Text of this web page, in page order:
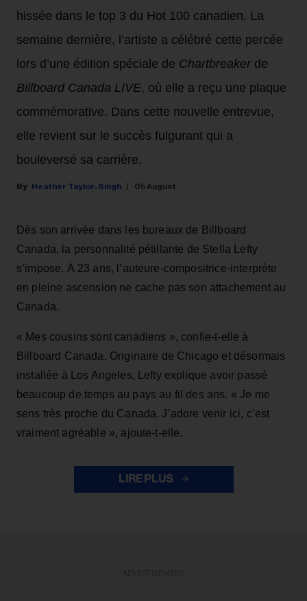
hissée dans le top 3 du Hot 100 canadien. La
semaine dernière, l’artiste a célébré cette percée
lors d’une édition spéciale de Chartbreaker de
Billboard Canada LIVE, où elle a reçu une plaque
commémorative. Dans cette nouvelle entrevue,
elle revient sur le succès fulgurant qui a
bouleversé sa carrière.
Heather Taylor-Singh 05 August
Dès son arrivée dans les bureaux de Billboard
Canada, la personnalité pétillante de Stella Lefty
s’impose. À 23 ans, l’auteure-compositrice-interprète
en pleine ascension ne cache pas son attachement au
Canada.
« Mes cousins sont canadiens », confie-t-elle à
Billboard Canada. Originaire de Chicago et désormais
installée à Los Angeles, Lefty explique avoir passé
beaucoup de temps au pays au fil des ans. « Je me
sens très proche du Canada. J’adore venir ici, c’est
vraiment agréable », ajoute-t-elle.
LIRE PLUS